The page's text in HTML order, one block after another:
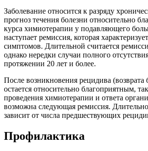
Заболевание относится к разряду
прогноз течения болезни относительно
курса химиотерапии у подавляющего
наступает ремиссия, которая
симптомов. Длительной считается
однако нередки случаи полного
протяжении 20 лет и более.
После возникновения рецидива (возврата
остается относительно благоприятным,
проведения химиотерапии и ответа
возможна следующая ремиссия.
зависит от числа предшествующих
Профилактика